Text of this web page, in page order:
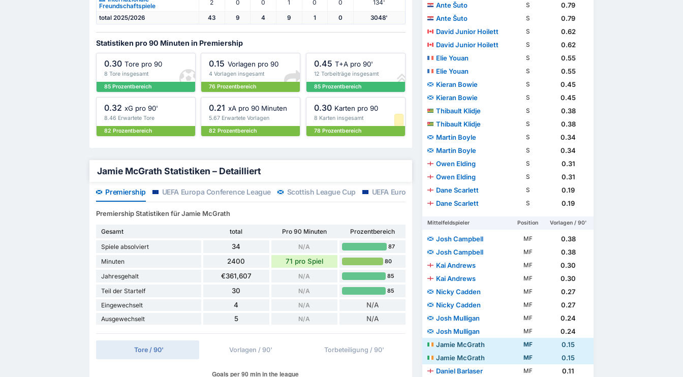
Freundschaftspiele
2 0 0 1 0 0 134'
total 2025/2026 43 9 4 9 1 0 3048'
Statistiken pro 90 Minuten in Premiership
0.30 Tore pro 90
8 Tore insgesamt
85 Prozentbereich
0.15 Vorlagen pro 90
4 Vorlagen insgesamt
76 Prozentbereich
0.45 T+A pro 90'
12 Torbeiträge insgesamt
85 Prozentbereich
0.32 xG pro 90'
8.46 Erwartete Tore
82 Prozentbereich
0.21 xA pro 90 Minuten
5.67 Erwartete Vorlagen
82 Prozentbereich
0.30 Karten pro 90
8 Karten insgesamt
78 Prozentbereich
Jamie McGrath Statistiken – Detailliert
Premiership UEFA Europa Conference League Scottish League Cup UEFA Europa League Scottischer FA Cup Internazionale Freundschaftspiele
Premiership Statistiken für Jamie McGrath
Gesamt total Pro 90 Minuten
Prozentbereich
Spiele absolviert
34 N/A 87
Minuten 2400 71 pro Spiel 80
Jahresgehalt €361,607 N/A 85
Teil der Startelf 30 N/A 85
Eingewechselt 4 N/A N/A
Ausgewechselt 5 N/A N/A
Tore / 90' Vorlagen / 90' Torbeteiligung / 90'
Ante Šuto S
0.79
Ante Šuto
S
0.79
David Junior Hoilett
S
0.62
David Junior Hoilett
S
0.62
Elie Youan
S
0.55
Elie Youan
S
0.55
Kieran Bowie
S
0.45
Kieran Bowie
S
0.45
Thibault Klidje
S
0.38
Thibault Klidje
S
0.38
Martin Boyle
S
0.34
Martin Boyle
S
0.34
Owen Elding
S
0.31
Owen Elding
S
0.31
Dane Scarlett
S
0.19
Dane Scarlett
S 0.19
Mittelfeldspieler Position Vorlagen / 90'
Josh Campbell MF
0.38
Josh Campbell
MF
0.38
Kai Andrews
MF
0.30
Kai Andrews
MF
0.30
Nicky Cadden
MF
0.27
Nicky Cadden
MF
0.27
Josh Mulligan
MF
0.24
Josh Mulligan
MF
0.24
Jamie McGrath
MF
0.15
Jamie McGrath
MF
0.15
Daniel Barlaser
MF
0.11